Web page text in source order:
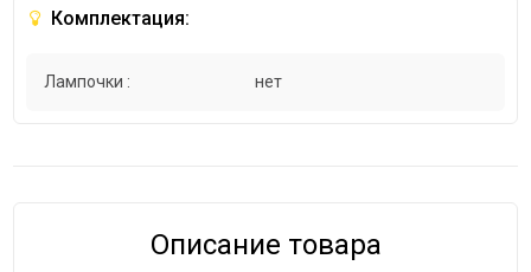
Комплектация:
Лампочки : нет
Описание товара